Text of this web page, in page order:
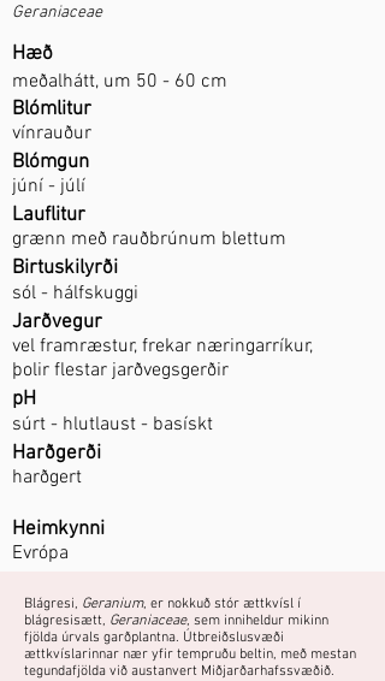
Geraniaceae
Hæð
meðalhátt, um 50 - 60 cm​
Blómlitur
vínrauður
Blómgun
júní - júlí
Lauflitur
grænn með rauðbrúnum blettum
Birtuskilyrði
sól - hálfskuggi
Jarðvegur
vel framræstur, frekar næringarríkur,
þolir flestar jarðvegsgerðir
pH
súrt - hlutlaust - basískt
Harðgerði
harðgert
Heimkynni
Evrópa
Blágresi, Geranium, er nokkuð stór ættkvísl í
blágresisætt, Geraniaceae, sem inniheldur mikinn
fjölda úrvals garðplantna. Útbreiðslusvæði
ættkvíslarinnar nær yfir tempruðu beltin, með mestan
tegundafjölda við austanvert Miðjarðarhafssvæðið.